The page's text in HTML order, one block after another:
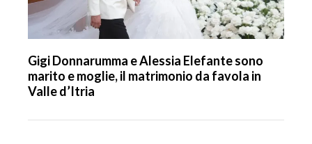
Gigi Donnarumma e Alessia Elefante sono
marito e moglie, il matrimonio da favola in
Valle d’Itria